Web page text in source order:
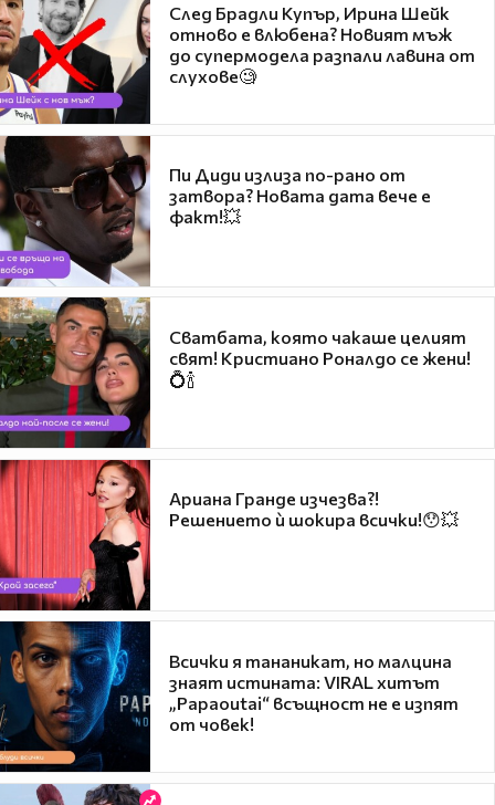
След Брадли Купър, Ирина Шейк
отново е влюбена? Новият мъж
до супермодела разпали лавина от
слухове🧐
Пи Диди излиза по-рано от
затвора? Новата дата вече е
факт!💥
Сватбата, която чакаше целият
свят! Кристиано Роналдо се жени!
💍🍾
Ариана Гранде изчезва?!
Решението ѝ шокира всички!😯💥
Всички я тананикат, но малцина
знаят истината: VIRAL хитът
„Papaoutai“ всъщност не е изпят
от човек!